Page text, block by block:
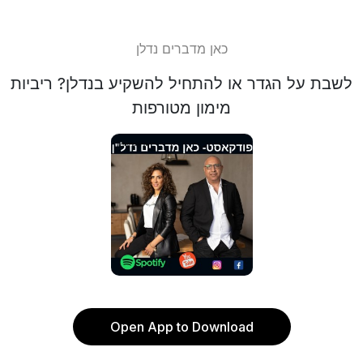
כאן מדברים נדלן
לשבת על הגדר או להתחיל להשקיע בנדלן? ריביות
מימון מטורפות
Open App to Download